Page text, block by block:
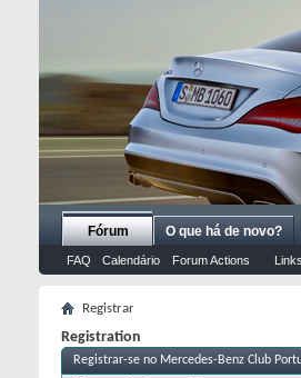
Fórum
FAQ Calendário Forum Actions
O que há de novo?
Registrar
Registration
Registrar-se no Mercedes-Benz Club